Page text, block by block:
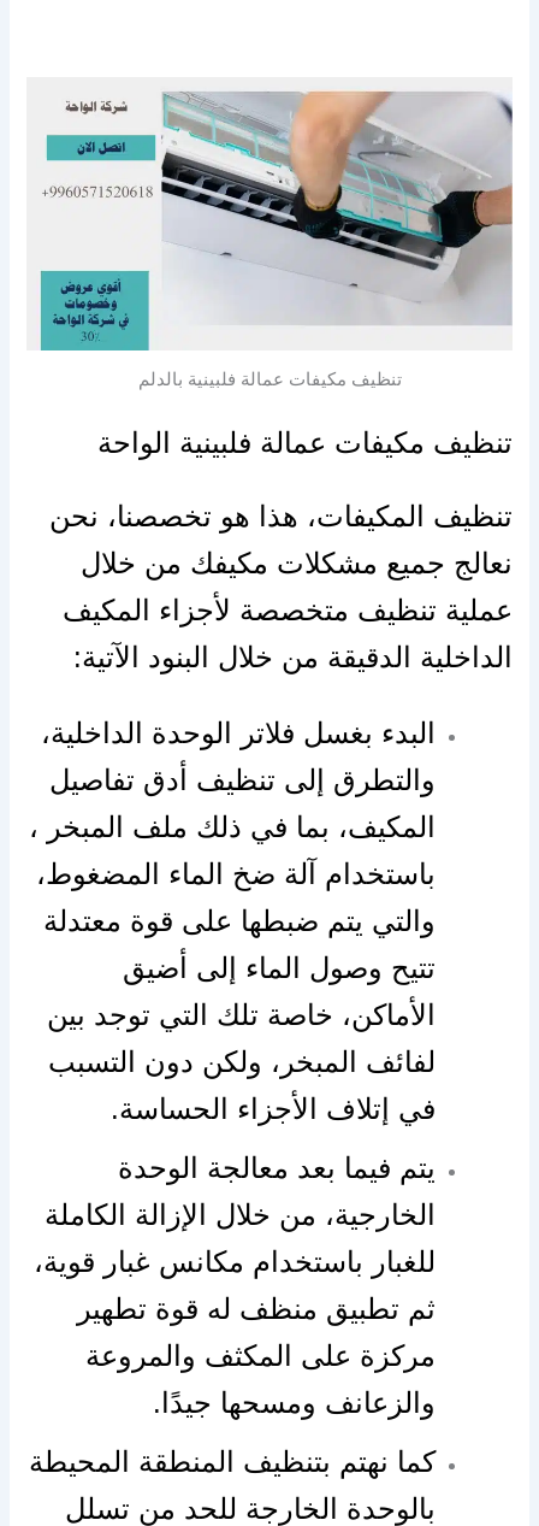
تنظيف مكيفات عمالة فلبينية بالدلم
تنظيف مكيفات عمالة فلبينية الواحة
تنظيف المكيفات، هذا هو تخصصنا، نحن
نعالج جميع مشكلات مكيفك من خلال
عملية تنظيف متخصصة لأجزاء المكيف
الداخلية الدقيقة من خلال البنود الآتية:
البدء بغسل فلاتر الوحدة الداخلية،
والتطرق إلى تنظيف أدق تفاصيل
المكيف، بما في ذلك ملف المبخر ،
باستخدام آلة ضخ الماء المضغوط،
والتي يتم ضبطها على قوة معتدلة
تتيح وصول الماء إلى أضيق
الأماكن، خاصة تلك التي توجد بين
لفائف المبخر، ولكن دون التسبب
في إتلاف الأجزاء الحساسة.
يتم فيما بعد معالجة الوحدة
الخارجية، من خلال الإزالة الكاملة
للغبار باستخدام مكانس غبار قوية،
ثم تطبيق منظف له قوة تطهير
مركزة على المكثف والمروعة
والزعانف ومسحها جيدًا.
كما نهتم بتنظيف المنطقة المحيطة
بالوحدة الخارجة للحد من تسلل